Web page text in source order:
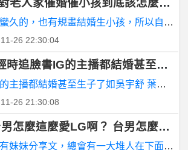
近在找遊戲玩 大家推薦這款遊戲嗎?
棒
球- 如果中華分組第一晉級, 是否有機會四強? 如果中華分組第一晉級, 是否有機會四強?
科
技人- 學歷不好 是不是只能去產線輪班? 學歷不好 是不是只能去產線輪班?
英
雄聯盟- 第一輪最讓人意外的是哪隊 第一輪最讓人意外的是哪隊
久的，也有規畫結婚生小孩，所以自然
26 22:30:04
主播都結婚甚至生子了如吳宇舒 葉映彤
26 21:30:08
西斯 性愛- 台男怎麼這麼愛LG啊？